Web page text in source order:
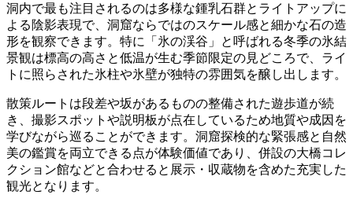
洞内で最も注目されるのは多様な鍾乳石群とライトアップに
よる陰影表現で、洞窟ならではのスケール感と細かな石の造
形を観察できます。特に「氷の渓谷」と呼ばれる冬季の氷結
景観は標高の高さと低温が生む季節限定の見どころで、ライ
トに照らされた氷柱や氷壁が独特の雰囲気を醸し出します。
散策ルートは段差や坂があるものの整備された遊歩道が続
き、撮影スポットや説明板が点在しているため地質や成因を
学びながら巡ることができます。洞窟探検的な緊張感と自然
美の鑑賞を両立できる点が体験価値であり、併設の大橋コレ
クション館などと合わせると展示・収蔵物を含めた充実した
観光となります。